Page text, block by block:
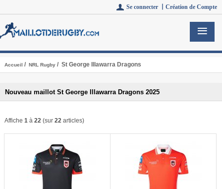
Se connecter 丨 Création de Compte
Accueil / NRL Rugby/ St George Illawarra Dragons
Nouveau maillot St George Illawarra Dragons 2025
Affiche 1à 22(sur 22articles)